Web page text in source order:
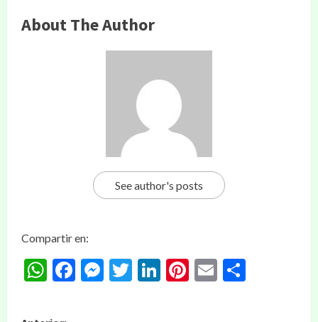
About The Author
See author's posts
Compartir en:
WhatsApp
Facebook
Messenger
Twitter
LinkedIn
Pinterest
Email